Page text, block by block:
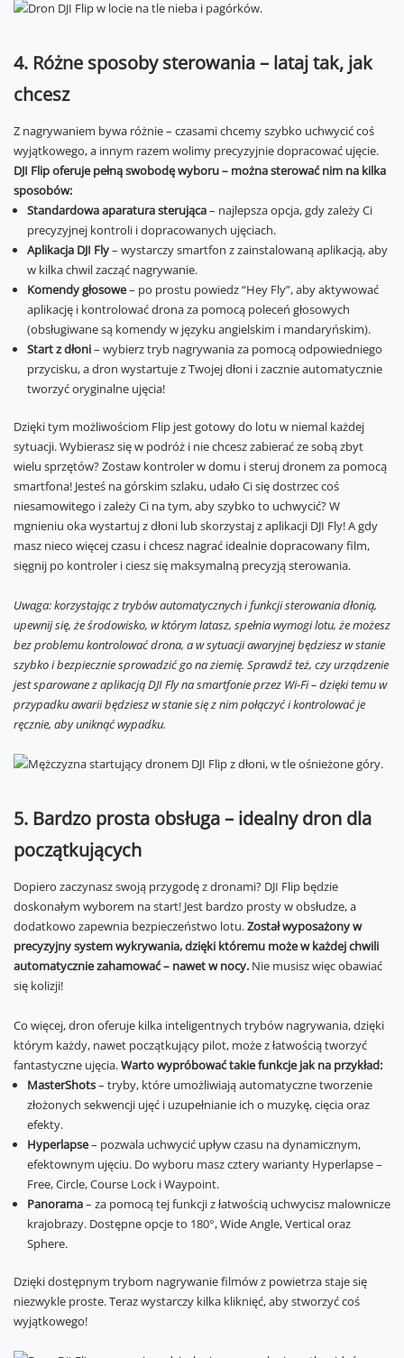
4. Różne sposoby sterowania – lataj tak, jak
chcesz
Z nagrywaniem bywa różnie – czasami chcemy szybko uchwycić coś
wyjątkowego, a innym razem wolimy precyzyjnie dopracować ujęcie.
DJI Flip oferuje pełną swobodę wyboru – można sterować nim na kilka
sposobów:
Standardowa aparatura sterująca– najlepsza opcja, gdy zależy Ci
precyzyjnej kontroli i dopracowanych ujęciach.
Aplikacja DJI Fly– wystarczy smartfon z zainstalowaną aplikacją, aby
w kilka chwil zacząć nagrywanie.
Komendy głosowe– po prostu powiedz “Hey Fly”, aby aktywować
aplikację i kontrolować drona za pomocą poleceń głosowych
(obsługiwane są komendy w języku angielskim i mandaryńskim).
Start z dłoni– wybierz tryb nagrywania za pomocą odpowiedniego
przycisku, a dron wystartuje z Twojej dłoni i zacznie automatycznie
tworzyć oryginalne ujęcia!
Dzięki tym możliwościom Flip jest gotowy do lotu w niemal każdej
sytuacji. Wybierasz się w podróż i nie chcesz zabierać ze sobą zbyt
wielu sprzętów? Zostaw kontroler w domu i steruj dronem za pomocą
smartfona! Jesteś na górskim szlaku, udało Ci się dostrzec coś
niesamowitego i zależy Ci na tym, aby szybko to uchwycić? W
mgnieniu oka wystartuj z dłoni lub skorzystaj z aplikacji DJI Fly! A gdy
masz nieco więcej czasu i chcesz nagrać idealnie dopracowany film,
sięgnij po kontroler i ciesz się maksymalną precyzją sterowania.
Uwaga: korzystając z trybów automatycznych i funkcji sterowania dłonią,
upewnij się, że środowisko, w którym latasz, spełnia wymogi lotu, że możesz
bez problemu kontrolować drona, a w sytuacji awaryjnej będziesz w stanie
szybko i bezpiecznie sprowadzić go na ziemię. Sprawdź też, czy urządzenie
jest sparowane z aplikacją DJI Fly na smartfonie przez Wi-Fi – dzięki temu w
przypadku awarii będziesz w stanie się z nim połączyć i kontrolować je
ręcznie, aby uniknąć wypadku.
5. Bardzo prosta obsługa – idealny dron dla
początkujących
Dopiero zaczynasz swoją przygodę z dronami? DJI Flip będzie
doskonałym wyborem na start! Jest bardzo prosty w obsłudze, a
dodatkowo zapewnia bezpieczeństwo lotu.Został wyposażony w
precyzyjny system wykrywania, dzięki któremu może w każdej chwili
automatycznie zahamować – nawet w nocy. Nie musisz więc obawiać
się kolizji!
Co więcej, dron oferuje kilka inteligentnych trybów nagrywania, dzięki
którym każdy, nawet początkujący pilot, może z łatwością tworzyć
fantastyczne ujęcia.Warto wypróbować takie funkcje jak na przykład:
MasterShots– tryby, które umożliwiają automatyczne tworzenie
złożonych sekwencji ujęć i uzupełnianie ich o muzykę, cięcia oraz
efekty.
Hyperlapse– pozwala uchwycić upływ czasu na dynamicznym,
efektownym ujęciu. Do wyboru masz cztery warianty Hyperlapse –
Free, Circle, Course Lock i Waypoint.
Panorama– za pomocą tej funkcji z łatwością uchwycisz malownicze
krajobrazy. Dostępne opcje to 180°, Wide Angle, Vertical oraz
Sphere.
Dzięki dostępnym trybom nagrywanie filmów z powietrza staje się
niezwykle proste. Teraz wystarczy kilka kliknięć, aby stworzyć coś
wyjątkowego!